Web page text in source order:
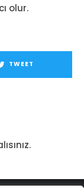
olur.
TWEET
.